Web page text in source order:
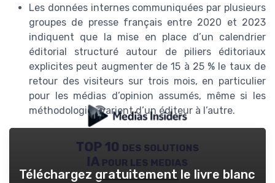
Les données internes communiquées par plusieurs
groupes de presse français entre 2020 et 2023
indiquent que la mise en place d’un calendrier
éditorial structuré autour de piliers éditoriaux
explicites peut augmenter de 15 à 25 % le taux de
retour des visiteurs sur trois mois, en particulier
pour les médias d’opinion assumés, même si les
méthodologies varient d’un éditeur à l’autre.
TOP 10 des solutions
IA pour les medias
Téléchargez gratuitement le livre blanc